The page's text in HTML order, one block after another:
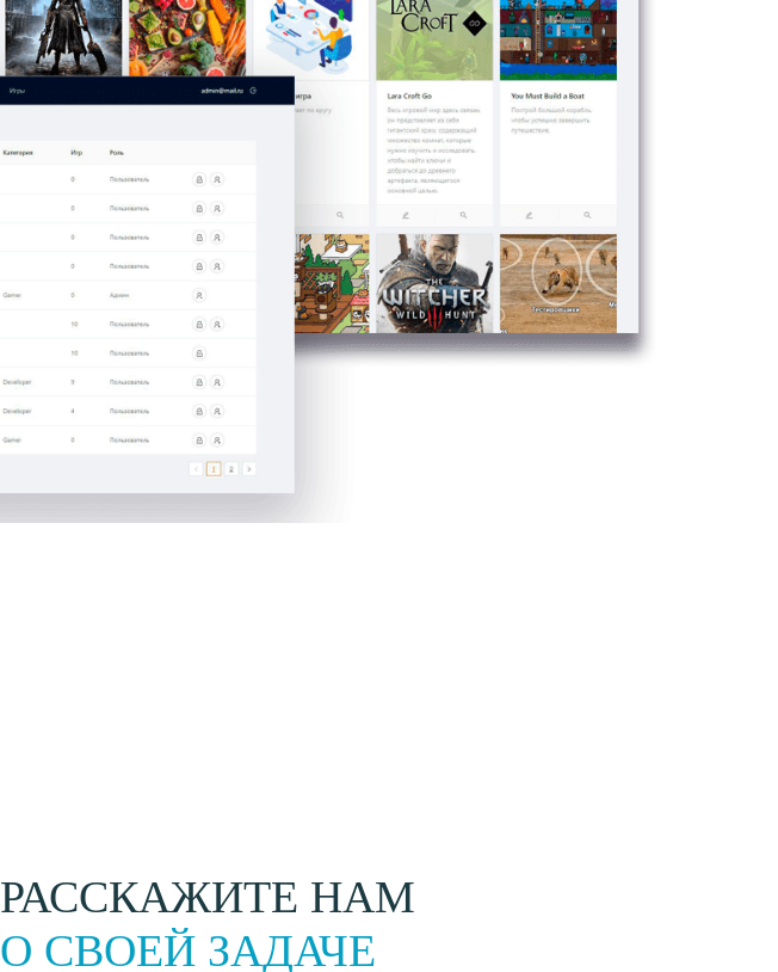
РАССКАЖИТЕ НАМ
О СВОЕЙ ЗАДАЧЕ